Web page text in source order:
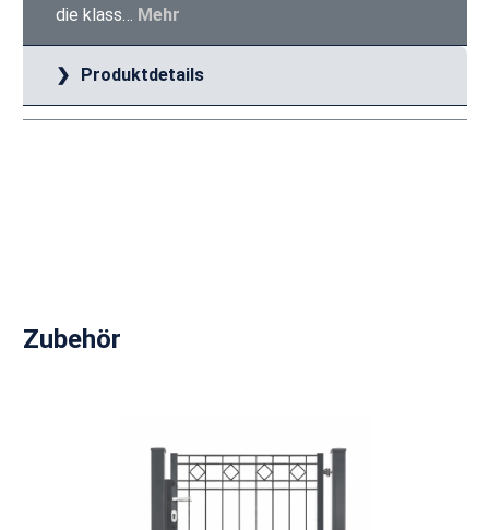
die klass… Mehr
Produktdetails
Produktgalerie überspringen
Zubehör